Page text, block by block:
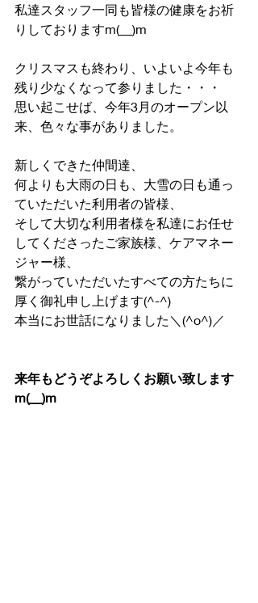
私達スタッフ一同も皆様の健康をお祈
りしておりますm(__)m
クリスマスも終わり、いよいよ今年も
残り少なくなって参りました・・・
思い起こせば、今年3月のオープン以
来、色々な事がありました。
新しくできた仲間達、
何よりも大雨の日も、大雪の日も通っ
ていただいた利用者の皆様、
そして大切な利用者様を私達にお任せ
してくださったご家族様、ケアマネー
ジャー様、
繋がっていただいたすべての方たちに
厚く御礼申し上げます(^-^)
本当にお世話になりました＼(^o^)／
来年もどうぞよろしくお願い致します
m(__)m